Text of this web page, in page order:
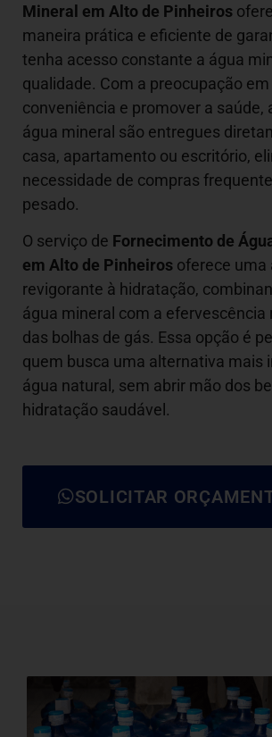
Mineral em Alto de Pinheiros
maneira prática e eficiente de
tenha acesso constante a água
qualidade. Com a preocupação
conveniência e promover a saúde,
água mineral são entregues
casa, apartamento ou escritório,
necessidade de compras
pesado.
O serviço de Fornecimento de
em Alto de Pinheiros oferece uma
revigorante à hidratação,
água mineral com a efervescência
das bolhas de gás. Essa opção é
quem busca uma alternativa mais
água natural, sem abrir mão dos
hidratação saudável.
SOLICITAR